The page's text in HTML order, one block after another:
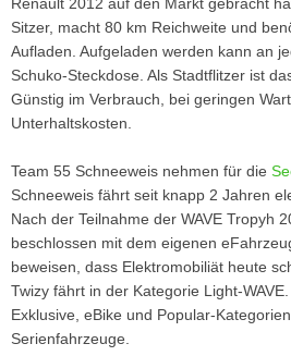
Sitzer, macht 80 km Reichweite und
Aufladen. Aufgeladen werden kann an
Schuko-Steckdose. Als Stadtflitzer ist
Günstig im Verbrauch, bei geringen
Unterhaltskosten.
Team 55 Schneeweis nehmen für die
Schneeweis fährt seit knapp 2 Jahren
Nach der Teilnahme der WAVE Tropyh
beschlossen mit dem eigenen
beweisen, dass Elektromobiliät heute
Twizy fährt in der Kategorie Light-
Exklusive, eBike und Popular-
Serienfahrzeuge.